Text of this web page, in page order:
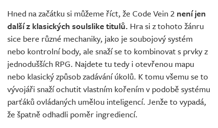
Hned na začátku si můžeme říct, že Code Vein 2 není jen
další z klasických soulslike titulů. Hra si z tohoto žánru
sice bere různé mechaniky, jako je soubojový systém
nebo kontrolní body, ale snaží se to kombinovat s prvky z
jednodušších RPG. Najdete tu tedy i otevřenou mapu
nebo klasický způsob zadávání úkolů. K tomu všemu se to
vývojáři snaží ochutit vlastním kořením v podobě systému
parťáků ovládaných umělou inteligencí. Jenže to vypadá,
že špatně odhadli poměr ingrediencí.